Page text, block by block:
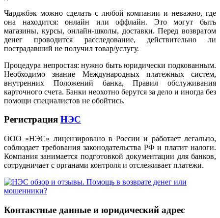
Чарджбэк можно сделать с любой компании и неважно, где
она находится: онлайн или оффлайн. Это могут быть
магазины, курсы, онлайн-школы, доставки. Перед возвратом
денег проводится расследование, действительно ли
пострадавший не получил товар/услугу.
Процедура непростая: нужно быть юридически подкованным.
Необходимо знание Международных платежных систем,
внутренних Положений банка, Правил обслуживания
карточного счета. Банки неохотно берутся за дело и иногда без
помощи специалистов не обойтись.
Регистрация НЭС
ООО «НЭС» лицензировано в России и работает легально,
соблюдает требования законодательства РФ и платит налоги.
Компания занимается подготовкой документации для банков,
сотрудничает с органами контроля и отслеживает платежи.
Контактные данные и юридический адрес